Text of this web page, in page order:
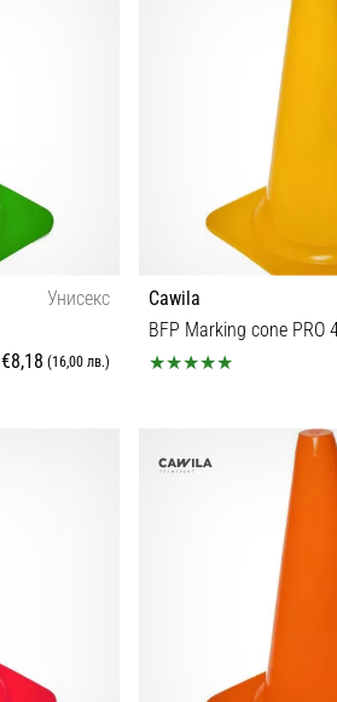
Унисекс
€8,18 (16,00 лв.)
Cawila
BFP Marking cone PRO
OS